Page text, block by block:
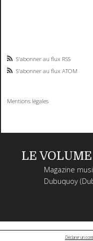
S'abonner au flux RSS
S'abonner au flux ATOM
Mentions légales
LE VOLUME
Magazine
Dubuquoy
Déclarer un